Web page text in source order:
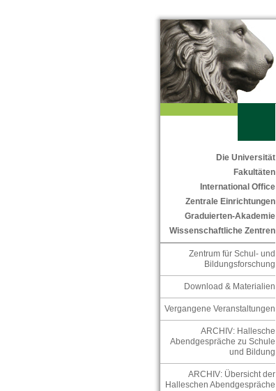
Die Universität
Fakultäten
International Office
Zentrale Einrichtungen
Graduierten-Akademie
Wissenschaftliche Zentren
Zentrum für Schul- und
Bildungsforschung
Download & Materialien
Vergangene Veranstaltungen
ARCHIV: Hallesche
Abendgespräche zu Schule
und Bildung
ARCHIV: Übersicht der
Halleschen Abendgespräche